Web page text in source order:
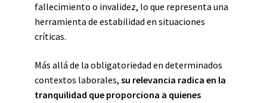
fallecimiento o invalidez, lo que representa una
herramienta de estabilidad en situaciones
críticas.
Más allá de la obligatoriedad en determinados
contextos laborales, su relevancia radica en la
tranquilidad que proporciona a quienes